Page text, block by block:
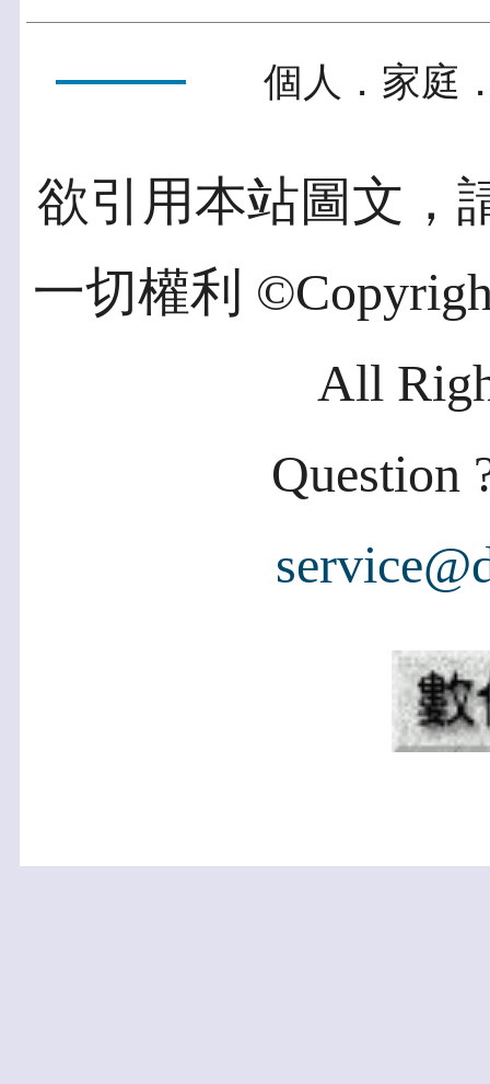
個人．家庭
欲引用本站圖文，
一切權利
All
Question